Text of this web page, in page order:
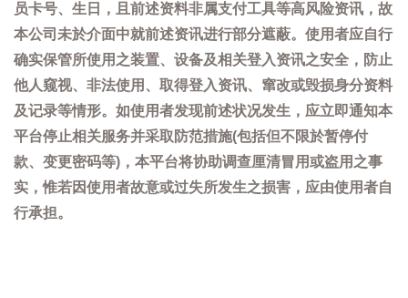
员卡号、生日，且前述资料非属支付工具等高风险资讯，故
本公司未於介面中就前述资讯进行部分遮蔽。使用者应自行
确实保管所使用之装置、设备及相关登入资讯之安全，防止
他人窥视、非法使用、取得登入资讯、窜改或毁损身分资料
及记录等情形。如使用者发现前述状况发生，应立即通知本
平台停止相关服务并采取防范措施(包括但不限於暂停付
款、变更密码等)，本平台将协助调查厘清冒用或盗用之事
实，惟若因使用者故意或过失所发生之损害，应由使用者自
行承担。